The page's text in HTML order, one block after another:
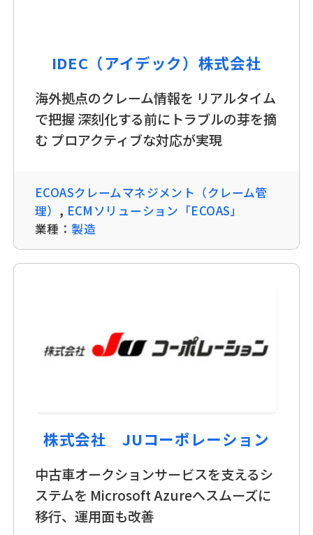
IDEC（アイデック）株式会社
海外拠点のクレーム情報を リアルタイム
で把握 深刻化する前にトラブルの芽を摘
む プロアクティブな対応が実現
ECOASクレームマネジメント（クレーム管
理） , ECMソリューション「ECOAS」
業種： 製造
株式会社 JUコーポレーション
中古車オークションサービスを支えるシ
ステムを Microsoft Azureへスムーズに
移行、運用面も改善